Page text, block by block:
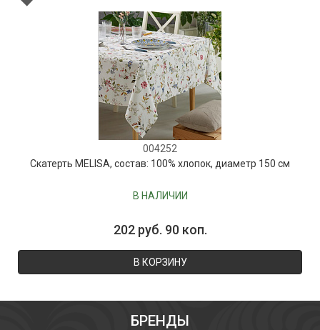
004252
Скатерть MELISA, состав: 100% хлопок, диаметр 150 см
В НАЛИЧИИ
202 руб. 90 коп.
В КОРЗИНУ
БРЕНДЫ